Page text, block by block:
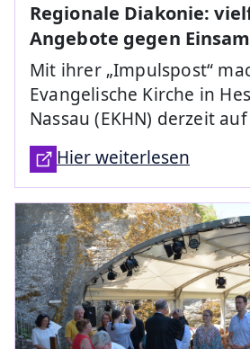
Regionale Diakonie:
Angebote gegen
Mit ihrer „Impulspost“
Evangelische Kirche in
Nassau (EKHN) derzeit
Hier weiterlesen